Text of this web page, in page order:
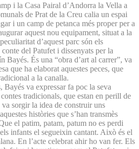
i la Casa Pairal d’Andorra la Vella a
de Prat de la Creu calia un espai
i un camp de petanca més proper per a
aquest nou equipament, situat a la
d’aquest parc són els
del Patufet i dissenyats per la
Bayés. És una “obra d’art al carrer”, va
que ha elaborat aquestes peces, que
a la canalla.
va expressar fa poc la seva
tradicionals, que estan en perill de
sorgir la idea de construir uns
històries que s’han transmès
el patim, patam, patum no es perdi
infants el segueixin cantant. Això és el
En l’acte celebrat ahir ho van fer. Els